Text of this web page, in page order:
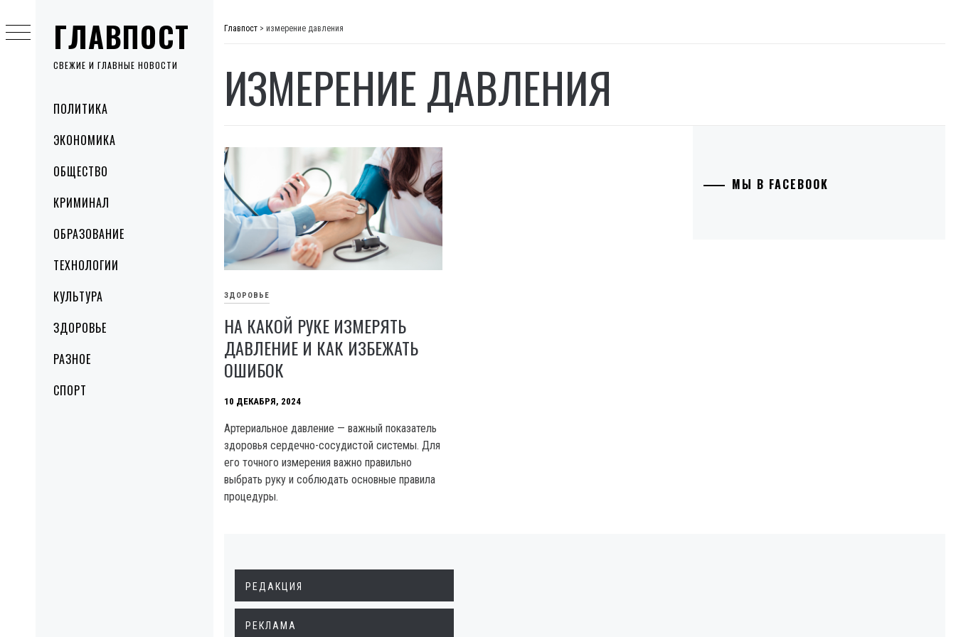
ГЛАВПОСТ
СВЕЖИЕ И ГЛАВНЫЕ НОВОСТИ
MenuПОЛИТИКА
ЭКОНОМИКА
ОБЩЕСТВО
КРИМИНАЛ
ОБРАЗОВАНИЕ
ТЕХНОЛОГИИ
КУЛЬТУРА
ЗДОРОВЬЕ
РАЗНОЕ
СПОРТ
to
content
Главпост > измерение давления
ИЗМЕРЕНИЕ ДАВЛЕНИЯ
ЗДОРОВЬЕ
НА КАКОЙ РУКЕ ИЗМЕРЯТЬ
ДАВЛЕНИЕ И КАК ИЗБЕЖАТЬ
ОШИБОК
10 ДЕКАБРЯ, 2024
Артериальное давление — важный показатель
здоровья сердечно-сосудистой системы. Для
его точного измерения важно правильно
выбрать руку и соблюдать основные правила
процедуры.
МЫ В FACEBOOK
РЕДАКЦИЯ
РЕКЛАМА